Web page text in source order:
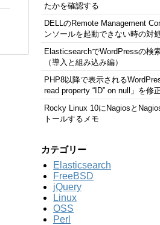
たかを確認する
DELLのRemote Management
ンソールを起動できない時の対
ElasticsearchでWordPressの検
（導入と組み込み編）
PHP8以降で表示される
read property “ID” on null」を修
Rocky Linux 10にNagiosと
トールするメモ
カテゴリー
Elasticsearch
FreeBSD
jQuery
Linux
OSS
Perl